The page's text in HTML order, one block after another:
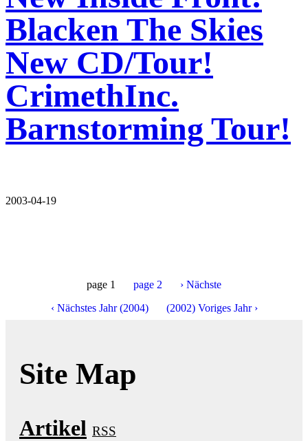
Blacken The Skies
New CD/Tour!
CrimethInc.
Barnstorming Tour!
2003-04-19
page 1 page 2 › Nächste
‹ Nächstes Jahr (2004)
(2002) Voriges Jahr ›
Site Map
Artikel RSS